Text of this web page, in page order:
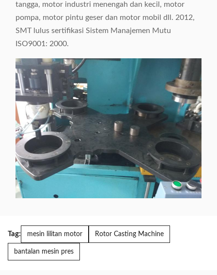
tangga, motor industri menengah dan kecil, motor
pompa, motor pintu geser dan motor mobil dll. 2012,
SMT lulus sertifikasi Sistem Manajemen Mutu
ISO9001: 2000.
Tag: mesin lilitan motor Rotor Casting Machine
bantalan mesin pres